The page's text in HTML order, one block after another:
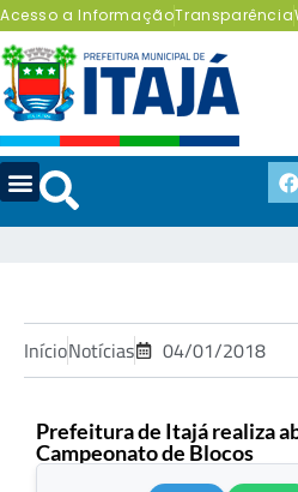
Acesso a InformaçãoTransparência
InícioNotícias 04/01/2018
Prefeitura de Itajá realiza
Campeonato de Blocos